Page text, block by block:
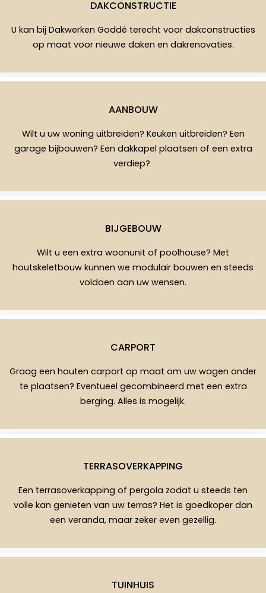
DAKCONSTRUCTIE
U kan bij Dakwerken Goddé terecht voor dakconstructies
op maat voor nieuwe daken en dakrenovaties.
AANBOUW
Wilt u uw woning uitbreiden? Keuken uitbreiden? Een
garage bijbouwen? Een dakkapel plaatsen of een extra
verdiep?
BIJGEBOUW
Wilt u een extra woonunit of poolhouse? Met
houtskeletbouw kunnen we modulair bouwen en steeds
voldoen aan uw wensen.
CARPORT
Graag een houten carport op maat om uw wagen onder
te plaatsen? Eventueel gecombineerd met een extra
berging. Alles is mogelijk.
TERRASOVERKAPPING
Een terrasoverkapping of pergola zodat u steeds ten
volle kan genieten van uw terras? Het is goedkoper dan
een veranda, maar zeker even gezellig.
TUINHUIS